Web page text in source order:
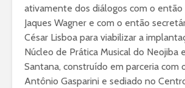
ativamente dos diálogos com o
Jaques Wagner e com o então
César Lisboa para viabilizar a
Núcleo de Prática Musical do Neojiba
Santana, construído em parceria com
Antônio Gasparini e sediado no